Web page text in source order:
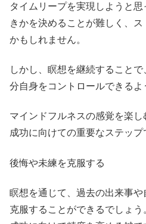
タイムリープを実現しようと
きかを決めることが難しく、
かもしれません。
しかし、瞑想を継続すること
分自身をコントロールできるよ
マインドフルネスの感覚を楽
成功に向けての重要なステップ
後悔や未練を克服する
瞑想を通じて、過去の出来事
克服することができるでしょ